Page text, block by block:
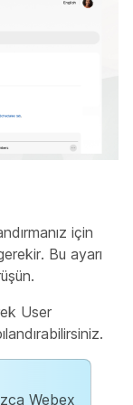
için
Bu ayarı
User
Webex